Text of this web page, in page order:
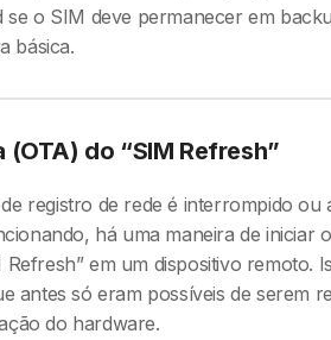
se o SIM deve permanecer em
básica.
do “SIM Refresh”
registro de rede é interrompido ou
há uma maneira de iniciar o
em um dispositivo remoto.
antes só eram possíveis de serem
do hardware.